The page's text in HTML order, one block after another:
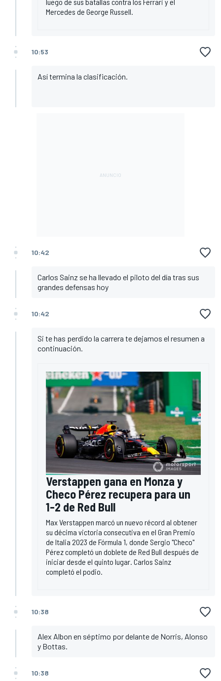
Mercedes de George Russell.
10:53
Así termina la clasificación.
10:42
Carlos Sainz se ha llevado el piloto del día tras sus
grandes defensas hoy
10:42
Si te has perdido la carrera te dejamos el resumen a
continuación.
Verstappen gana en Monza y
Checo Pérez recupera para un
1-2 de Red Bull
Max Verstappen marcó un nuevo récord al obtener
su décima victoria consecutiva en el Gran Premio
de Italia 2023 de Fórmula 1, donde Sergio "Checo"
Pérez completó un doblete de Red Bull después de
iniciar desde el quinto lugar. Carlos Sainz
completó el podio.
10:38
Alex Albon en séptimo por delante de Norris, Alonso
y Bottas.
10:38